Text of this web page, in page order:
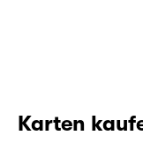
Karten